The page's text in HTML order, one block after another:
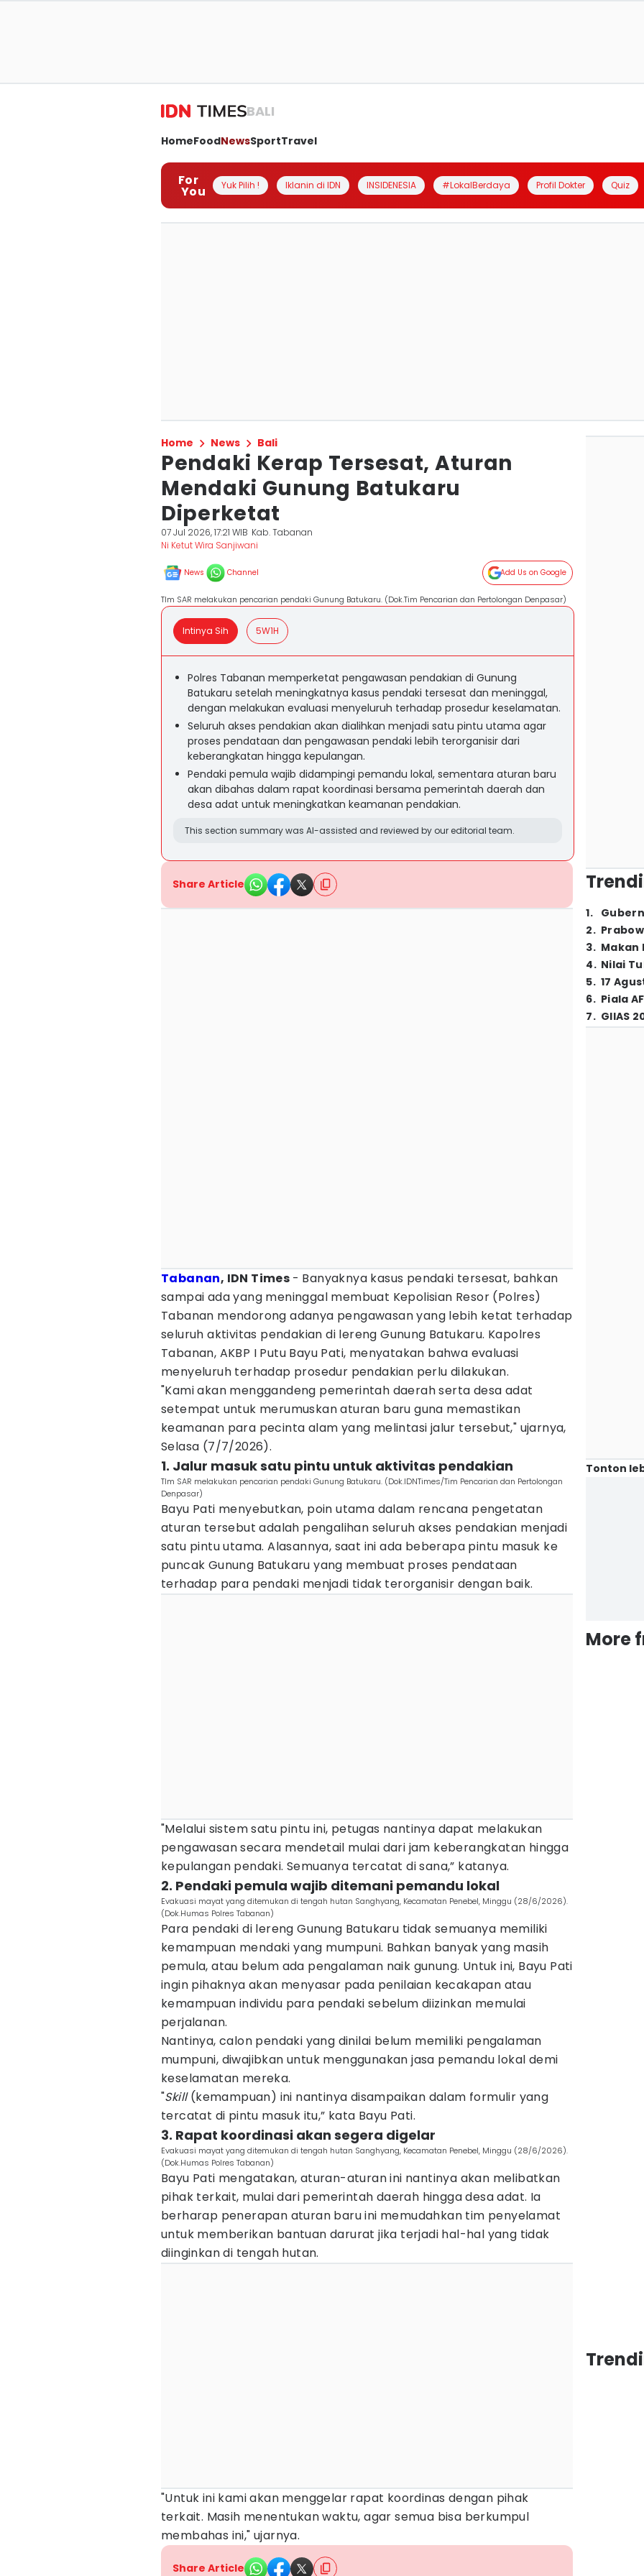
BALI
HomeFoodNewsSportTravel
For
You Yuk Pilih ! Iklanin di IDN INSIDENESIA #LokalBerdaya Profil Dokter Quiz
Home News Bali
Pendaki Kerap Tersesat, Aturan
Mendaki Gunung Batukaru
Diperketat
07 Jul 2026, 17:21 WIB Kab. Tabanan
Ni Ketut Wira Sanjiwani
News Channel Add Us on Google
TIm SAR melakukan pencarian pendaki Gunung Batukaru. (Dok.Tim Pencarian dan Pertolongan Denpasar)
Intinya Sih 5W1H
Polres Tabanan memperketat pengawasan pendakian di Gunung
Batukaru setelah meningkatnya kasus pendaki tersesat dan meninggal,
dengan melakukan evaluasi menyeluruh terhadap prosedur keselamatan.
Seluruh akses pendakian akan dialihkan menjadi satu pintu utama agar
proses pendataan dan pengawasan pendaki lebih terorganisir dari
keberangkatan hingga kepulangan.
Pendaki pemula wajib didampingi pemandu lokal, sementara aturan baru
akan dibahas dalam rapat koordinasi bersama pemerintah daerah dan
desa adat untuk meningkatkan keamanan pendakian.
This section summary was AI-assisted and reviewed by our editorial team.
Share Article
Tabanan, IDN Times - Banyaknya kasus pendaki tersesat, bahkan
sampai ada yang meninggal membuat Kepolisian Resor (Polres)
Tabanan mendorong adanya pengawasan yang lebih ketat terhadap
seluruh aktivitas pendakian di lereng Gunung Batukaru. Kapolres
Tabanan, AKBP I Putu Bayu Pati, menyatakan bahwa evaluasi
menyeluruh terhadap prosedur pendakian perlu dilakukan.
"Kami akan menggandeng pemerintah daerah serta desa adat
setempat untuk merumuskan aturan baru guna memastikan
keamanan para pecinta alam yang melintasi jalur tersebut," ujarnya,
Selasa (7/7/2026).
1. Jalur masuk satu pintu untuk aktivitas pendakian
TIm SAR melakukan pencarian pendaki Gunung Batukaru. (Dok.IDNTimes/Tim Pencarian dan Pertolongan
Denpasar)
Bayu Pati menyebutkan, poin utama dalam rencana pengetatan
aturan tersebut adalah pengalihan seluruh akses pendakian menjadi
satu pintu utama. Alasannya, saat ini ada beberapa pintu masuk ke
puncak Gunung Batukaru yang membuat proses pendataan
terhadap para pendaki menjadi tidak terorganisir dengan baik.
"Melalui sistem satu pintu ini, petugas nantinya dapat melakukan
pengawasan secara mendetail mulai dari jam keberangkatan hingga
kepulangan pendaki. Semuanya tercatat di sana,” katanya.
2. Pendaki pemula wajib ditemani pemandu lokal
Evakuasi mayat yang ditemukan di tengah hutan Sanghyang, Kecamatan Penebel, Minggu (28/6/2026).
(Dok.Humas Polres Tabanan)
Para pendaki di lereng Gunung Batukaru tidak semuanya memiliki
kemampuan mendaki yang mumpuni. Bahkan banyak yang masih
pemula, atau belum ada pengalaman naik gunung. Untuk ini, Bayu Pati
ingin pihaknya akan menyasar pada penilaian kecakapan atau
kemampuan individu para pendaki sebelum diizinkan memulai
perjalanan.
Nantinya, calon pendaki yang dinilai belum memiliki pengalaman
mumpuni, diwajibkan untuk menggunakan jasa pemandu lokal demi
keselamatan mereka.
"Skill(kemampuan) ini nantinya disampaikan dalam formulir yang
tercatat di pintu masuk itu,” kata Bayu Pati.
3. Rapat koordinasi akan segera digelar
Evakuasi mayat yang ditemukan di tengah hutan Sanghyang, Kecamatan Penebel, Minggu (28/6/2026).
(Dok.Humas Polres Tabanan)
Bayu Pati mengatakan, aturan-aturan ini nantinya akan melibatkan
pihak terkait, mulai dari pemerintah daerah hingga desa adat. Ia
berharap penerapan aturan baru ini memudahkan tim penyelamat
untuk memberikan bantuan darurat jika terjadi hal-hal yang tidak
diinginkan di tengah hutan.
"Untuk ini kami akan menggelar rapat koordinas dengan pihak
terkait. Masih menentukan waktu, agar semua bisa berkumpul
membahas ini," ujarnya.
Share Article
1.
2.
3. Makan
4. Nilai
5. 17
6. Piala
7. GIIAS
Tonton
More